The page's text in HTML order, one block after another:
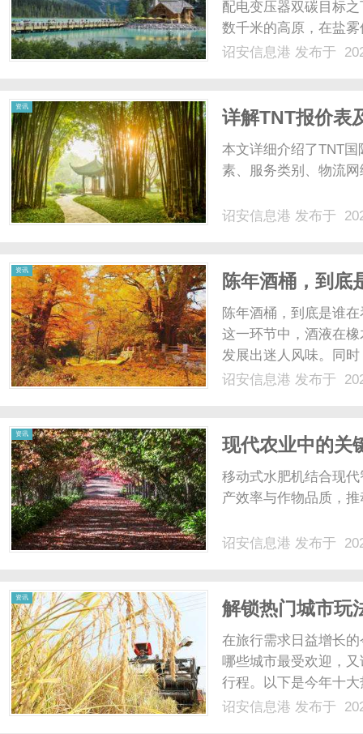
配电变压器双碳目标
数千米的高原，在盐
板、一台台风力发电
诏安信息港 发布于
资讯
详解TNT报价表
本文详细介绍了TNT
素、服务类别、物流
诏安信息港 发布于
资讯
陈年酒桶，到底
陈年酒桶，到底是谁
这一环节中，酒液在
发展出迷人风味。同
被浪漫地称之为“天使
诏安信息港 发布于
资讯
现代农业中的
前景
移动式水肥机结合现
产效率与作物品质，
诏安信息港 发布于
资讯
解锁热门城市玩
在旅行需求日益增长
哪些城市最受欢迎，
行程。以下是今年十
点排在前列的热门城
诏安信息港 发布于